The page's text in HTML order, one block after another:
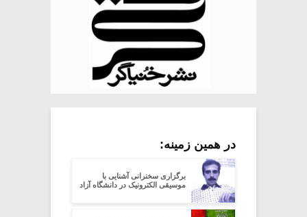
در همین زمینه:
برگزاری سخنرانی آشنایی با
موسیقی الکترونیک در دانشگاه آزاد